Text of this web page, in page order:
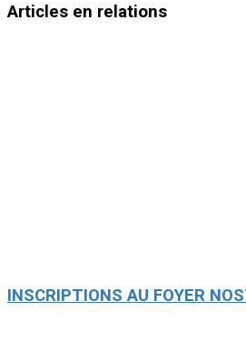
Articles en relations
INSCRIPTIONS AU FOYER